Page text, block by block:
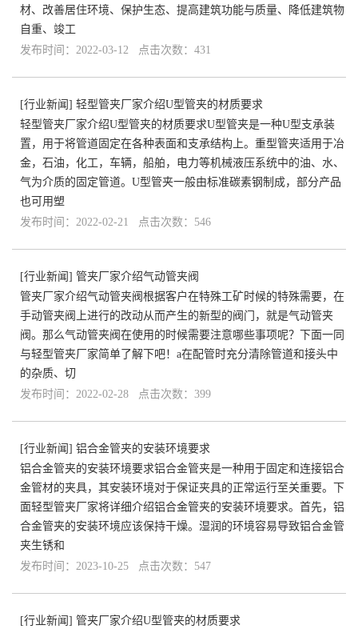
材、改善居住环境、保护生态、提高建筑功能与质量、降低建筑物
自重、竣工
发布时间：2022-03-12 点击次数：431
[行业新闻 ] 轻型管夹厂家介绍U型管夹的材质要求
轻型管夹厂家介绍U型管夹的材质要求U型管夹是一种U型支承装
置，用于将管道固定在各种表面和支承结构上。重型管夹适用于冶
金，石油，化工，车辆，船舶，电力等机械液压系统中的油、水、
气为介质的固定管道。U型管夹一般由标准碳素钢制成，部分产品
也可用塑
发布时间：2022-02-21 点击次数：546
[行业新闻 ] 管夹厂家介绍气动管夹阀
管夹厂家介绍气动管夹阀根据客户在特殊工矿时候的特殊需要，在
手动管夹阀上进行的改动从而产生的新型的阀门，就是气动管夹
阀。那么气动管夹阀在使用的时候需要注意哪些事项呢？下面一同
与轻型管夹厂家简单了解下吧！a在配管时充分清除管道和接头中
的杂质、切
发布时间：2022-02-28 点击次数：399
[行业新闻 ] 铝合金管夹的安装环境要求
铝合金管夹的安装环境要求铝合金管夹是一种用于固定和连接铝合
金管材的夹具，其安装环境对于保证夹具的正常运行至关重要。下
面轻型管夹厂家将详细介绍铝合金管夹的安装环境要求。首先，铝
合金管夹的安装环境应该保持干燥。湿润的环境容易导致铝合金管
夹生锈和
发布时间：2023-10-25 点击次数：547
[行业新闻 ] 管夹厂家介绍U型管夹的材质要求